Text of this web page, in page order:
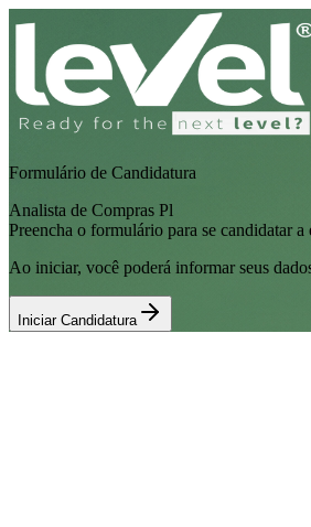
Formulário de Candidatura
Analista de Compras Pl
Preencha o formulário para se candidatar a
Ao iniciar, você poderá informar seus
Iniciar Candidatura